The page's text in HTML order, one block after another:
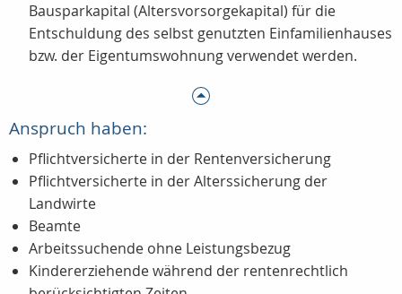
Bausparkapital (Altersvorsorgekapital) für die
Entschuldung des selbst genutzten Einfamilienhauses
bzw. der Eigentumswohnung verwendet werden.
Anspruch haben:
Pflichtversicherte in der Rentenversicherung
Pflichtversicherte in der Alterssicherung der
Landwirte
Beamte
Arbeitssuchende ohne Leistungsbezug
Kindererziehende während der rentenrechtlich